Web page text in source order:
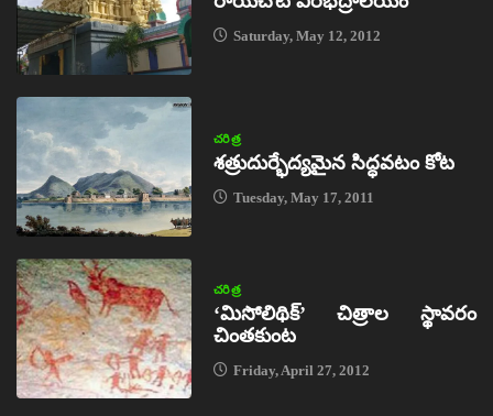
Saturday, May 12, 2012
చరిత్ర
శత్రుదుర్భేద్యమైన సిద్ధవటం కోట
Tuesday, May 17, 2011
చరిత్ర
‘మిసోలిథిక్‌’ చిత్రాల స్థావరం
చింతకుంట
Friday, April 27, 2012